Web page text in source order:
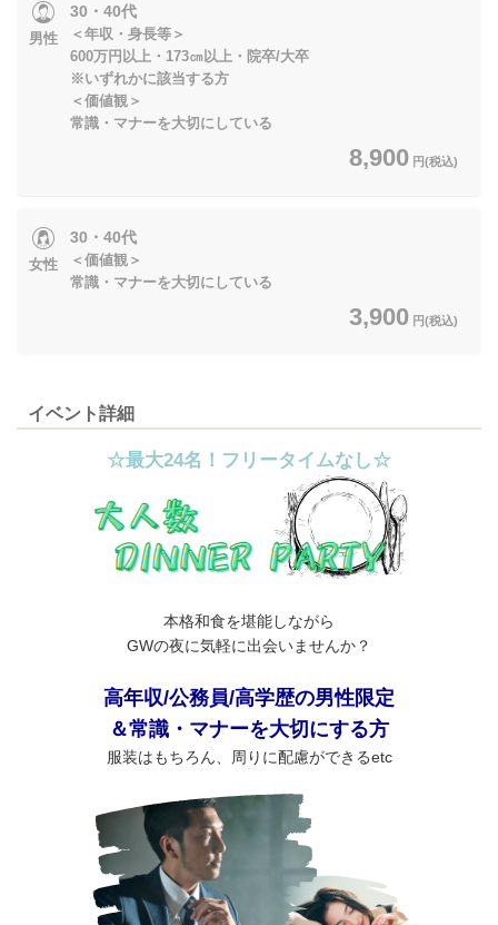
男性
30・40代
＜年収・身長等＞
600万円以上・173㎝以上・院卒/大卒
※いずれかに該当する方
＜価値観＞
常識・マナーを大切にしている
8,900 円(税込)
女性
30・40代
＜価値観＞
常識・マナーを大切にしている
3,900 円(税込)
イベント詳細
☆最大24名！フリータイムなし☆
本格和食を堪能しながら
GWの夜に気軽に出会いませんか？
高年収/公務員/高学歴の男性限定
＆常識・マナーを大切にする方
服装はもちろん、周りに配慮ができるetc